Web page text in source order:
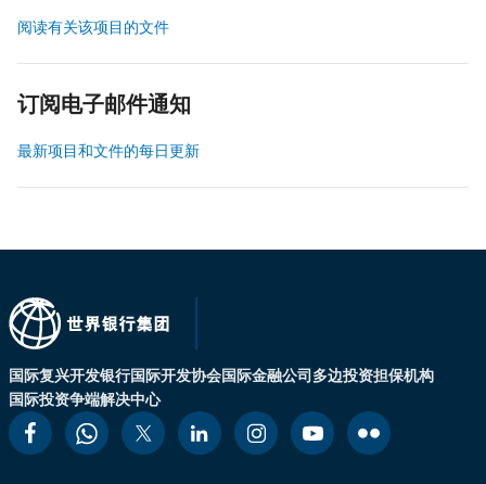
阅读有关该项目的文件
订阅电子邮件通知
最新项目和文件的每日更新
国际复兴开发银行国际开发协会国际金融公司多边投资担保机构
国际投资争端解决中心